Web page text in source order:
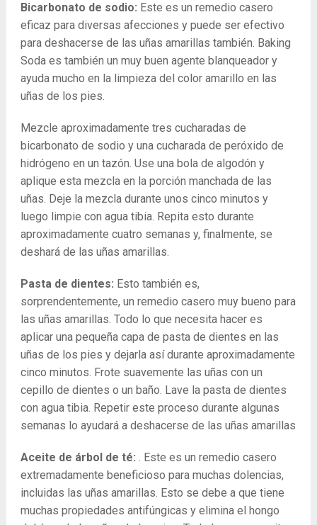
Bicarbonato de sodio: Este es un remedio casero
eficaz para diversas afecciones y puede ser efectivo
para deshacerse de las uñas amarillas también. Baking
Soda es también un muy buen agente blanqueador y
ayuda mucho en la limpieza del color amarillo en las
uñas de los pies.
Mezcle aproximadamente tres cucharadas de
bicarbonato de sodio y una cucharada de peróxido de
hidrógeno en un tazón. Use una bola de algodón y
aplique esta mezcla en la porción manchada de las
uñas. Deje la mezcla durante unos cinco minutos y
luego limpie con agua tibia. Repita esto durante
aproximadamente cuatro semanas y, finalmente, se
deshará de las uñas amarillas.
Pasta de dientes: Esto también es,
sorprendentemente, un remedio casero muy bueno para
las uñas amarillas. Todo lo que necesita hacer es
aplicar una pequeña capa de pasta de dientes en las
uñas de los pies y dejarla así durante aproximadamente
cinco minutos. Frote suavemente las uñas con un
cepillo de dientes o un baño. Lave la pasta de dientes
con agua tibia. Repetir este proceso durante algunas
semanas lo ayudará a deshacerse de las uñas amarillas
Aceite de árbol de té: . Este es un remedio casero
extremadamente beneficioso para muchas dolencias,
incluidas las uñas amarillas. Esto se debe a que tiene
muchas propiedades antifúngicas y elimina el hongo